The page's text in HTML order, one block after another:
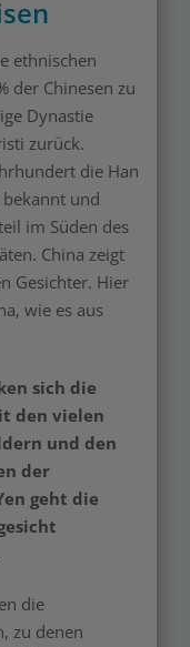
ethnischen
der Chinesen zu
Dynastie
zurück.
die Han
und
im Süden des
China zeigt
Gesichter. Hier
wie es aus
sich die
den vielen
und den
der
geht die
die
zu denen